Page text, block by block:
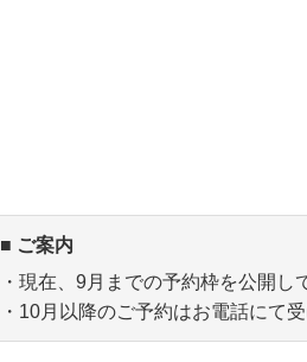
■ ご案内
・現在、9月までの予約枠を公開し
・10月以降のご予約はお電話にて